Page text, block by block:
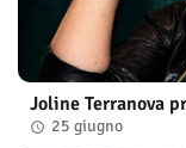
Joline Terranova
25 giugno